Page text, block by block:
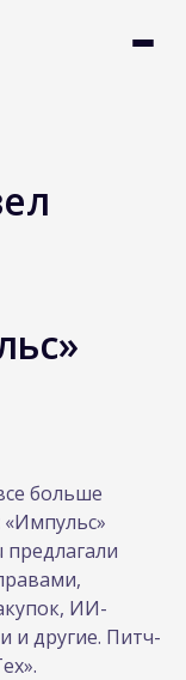
больше
«Импульс»
предлагали
ИИ-
и другие. Питч-